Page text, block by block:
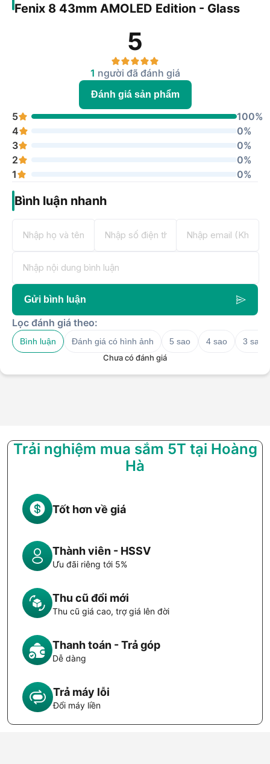
Fenix 8 43mm AMOLED Edition - Glass
5
1 người đã đánh giá
Đánh giá sản phẩm
5
100%
4
0%
3
0%
2
0%
1
0%
Bình luận nhanh
Gửi bình luận
Lọc đánh giá theo:
Bình luận Đánh giá có hình ảnh 5 sao 4 sao
3 sao
Chưa có đánh giá
Trải nghiệm mua sắm 5T tại Hoàng
Hà
Tốt hơn về giá
Thành viên - HSSV
Ưu đãi riêng tới 5%
Thu cũ đổi mới
Thu cũ giá cao, trợ giá lên đời
Thanh toán - Trả góp
Dễ dàng
Trả máy lỗi
Đổi máy liền